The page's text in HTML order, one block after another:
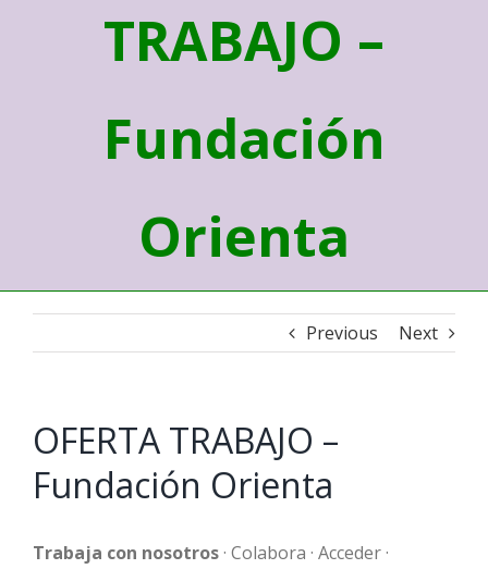
TRABAJO –
Fundación
Orienta
Previous Next
OFERTA TRABAJO –
Fundación Orienta
Trabaja con nosotros· Colabora · Acceder ·